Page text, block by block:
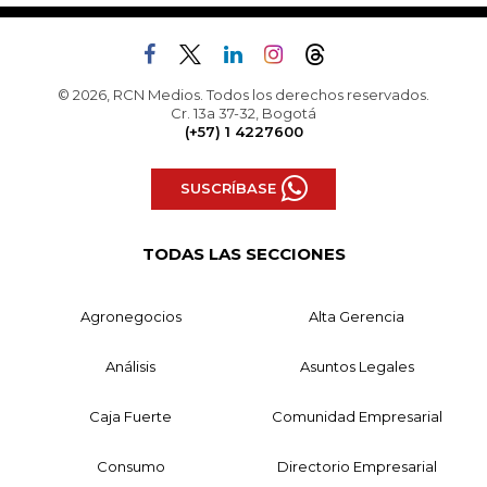
© 2026, RCN Medios. Todos los derechos reservados.
Cr. 13a 37-32, Bogotá
(+57) 1 4227600
SUSCRÍBASE
TODAS LAS SECCIONES
Agronegocios Alta Gerencia
Análisis Asuntos Legales
Caja Fuerte Comunidad Empresarial
Consumo Directorio Empresarial